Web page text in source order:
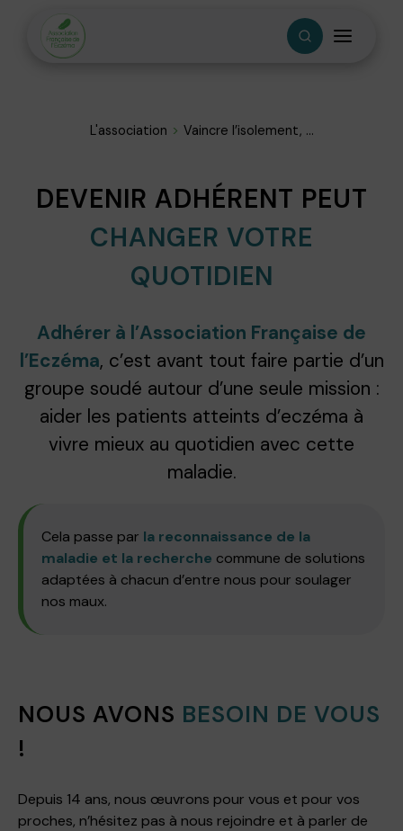
L'association Vaincre l’isolement, ...
DEVENIR ADHÉRENT PEUT
CHANGER VOTRE
QUOTIDIEN
Adhérer à l’Association Française de
l’Eczéma, c’est avant tout faire partie d’un
groupe soudé autour d’une seule mission :
aider les patients atteints d’eczéma à
vivre mieux au quotidien avec cette
maladie.
Cela passe par la reconnaissance de la
maladie et la recherche commune de solutions
adaptées à chacun d’entre nous pour soulager
nos maux.
NOUS AVONS BESOIN DE VOUS
!
Depuis 14 ans, nous œuvrons pour vous et pour vos
proches, n’hésitez pas à nous rejoindre et à parler de